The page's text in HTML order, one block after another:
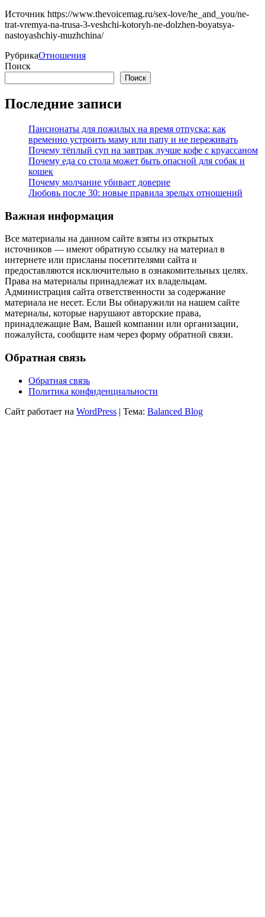
Источник https://www.thevoicemag.ru/sex-love/he_and_you/ne-
trat-vremya-na-trusa-3-veshchi-kotoryh-ne-dolzhen-boyatsya-
nastoyashchiy-muzhchina/
РубрикаОтношения
Поиск
Поиск
Последние записи
Пансионаты для пожилых на время отпуска: как
временно устроить маму или папу и не переживать
Почему тёплый суп на завтрак лучше кофе с круассаном
Почему еда со стола может быть опасной для собак и
кошек
Почему молчание убивает доверие
Любовь после 30: новые правила зрелых отношений
Важная информация
Все материалы на данном сайте взяты из открытых
источников — имеют обратную ссылку на материал в
интернете или присланы посетителями сайта и
предоставляются исключительно в ознакомительных целях.
Права на материалы принадлежат их владельцам.
Администрация сайта ответственности за содержание
материала не несет. Если Вы обнаружили на нашем сайте
материалы, которые нарушают авторские права,
принадлежащие Вам, Вашей компании или организации,
пожалуйста, сообщите нам через форму обратной связи.
Обратная связь
Обратная связь
Политика конфиденциальности
Сайт работает на WordPress | Тема: Balanced Blog